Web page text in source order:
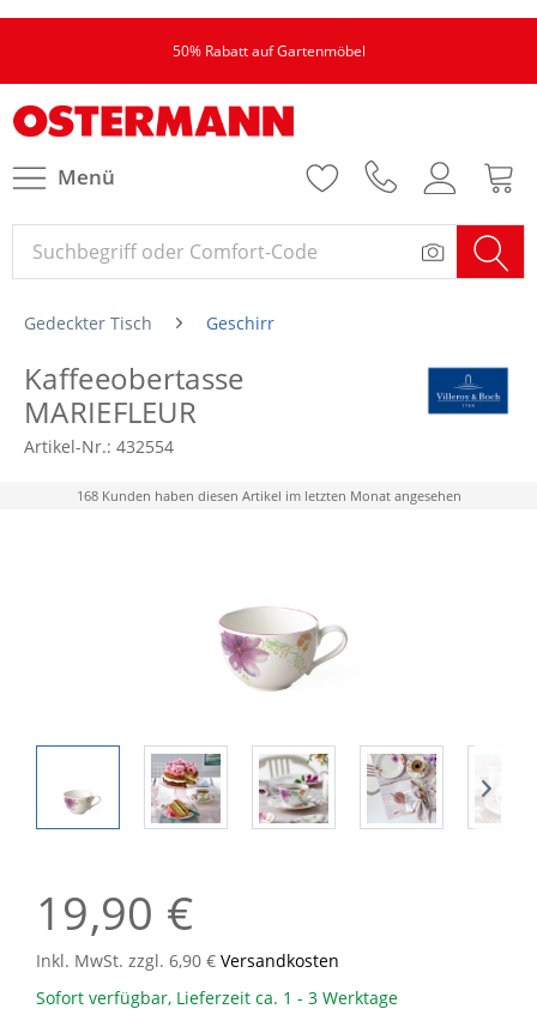
50% Rabatt auf Gartenmöbel
Menü
Gedeckter Tisch Geschirr
Kaffeeobertasse
MARIEFLEUR
Artikel-Nr.: 432554
168 Kunden haben diesen Artikel im letzten Monat angesehen
19,90 €
Inkl. MwSt. zzgl. 6,90 € Versandkosten
Sofort verfügbar, Lieferzeit ca. 1 - 3 Werktage